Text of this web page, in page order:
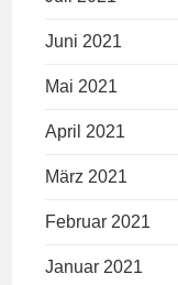
Juni 2021
Mai 2021
April 2021
März 2021
Februar 2021
Januar 2021